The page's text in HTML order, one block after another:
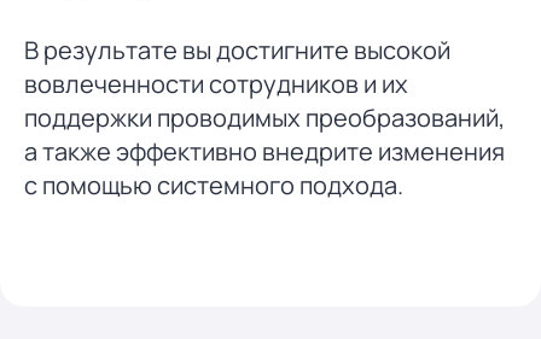
В результате вы достигните высокой
вовлеченности сотрудников и их
поддержки проводимых преобразований,
а также эффективно внедрите изменения
с помощью системного подхода.